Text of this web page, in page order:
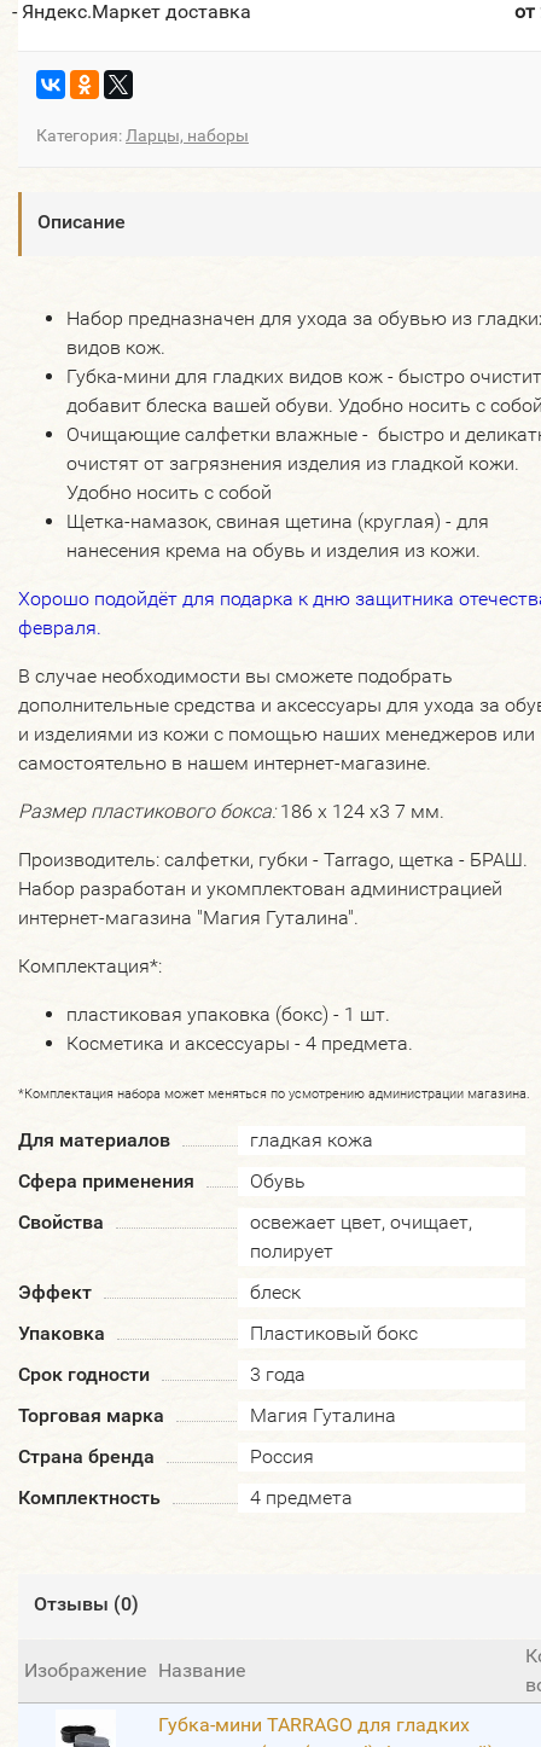
- Яндекс.Маркет доставка
Категория: Ларцы, наборы
Описание
Набор предназначен для ухода за обувью из
видов кож.
Губка-мини для гладких видов кож - быстро
добавит блеска вашей обуви. Удобно носить с
Очищающие салфетки влажные - быстро и
очистят от загрязнения изделия из гладкой кожи.
Удобно носить с собой
Щетка-намазок, свиная щетина (круглая) - для
нанесения крема на обувь и изделия из кожи.
Хорошо подойдёт для подарка к дню защитника
февраля.
В случае необходимости вы сможете подобрать
дополнительные средства и аксессуары для ухода за
и изделиями из кожи с помощью наших менеджеров или
самостоятельно в нашем интернет-магазине.
Размер пластикового бокса:186 х 124 х3 7 мм.
Производитель: салфетки, губки - Tarrago, щетка - БРАШ.
Набор разработан и укомплектован администрацией
интернет-магазина "Магия Гуталина".
Комплектация*:
пластиковая упаковка (бокс) - 1 шт.
Косметика и аксессуары - 4 предмета.
*Комплектация набора может меняться по усмотрению администрации магазина.
Для материалов
гладкая кожа
Сфера применения
Обувь
Свойства
освежает цвет, очищает,
полирует
Эффект
блеск
Упаковка
Пластиковый бокс
Срок годности
3 года
Торговая марка
Магия Гуталина
Страна бренда
Россия
Комплектность
4 предмета
Отзывы (0)
Изображение Название
Губка-мини TARRAGO для гладких